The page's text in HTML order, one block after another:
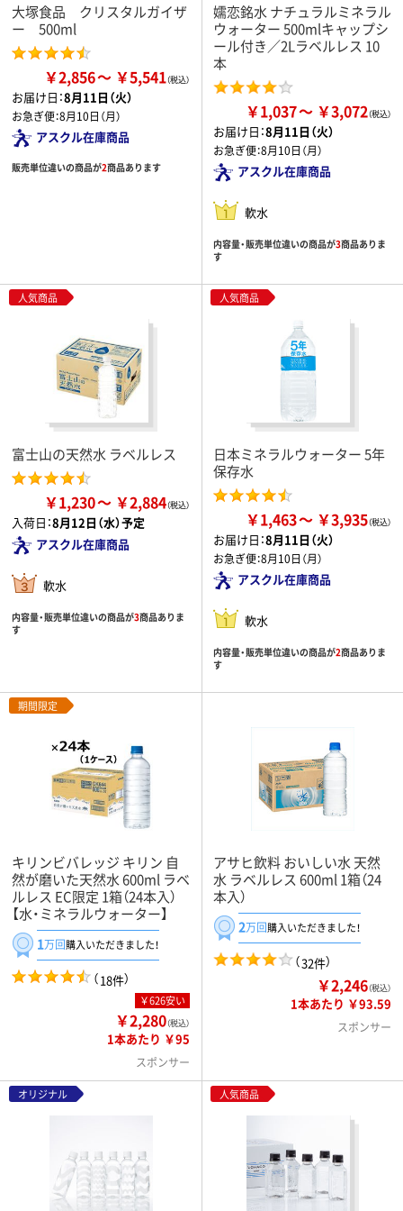
大塚食品 クリスタルガイザ
ー 500ml
￥2,856 ￥5,541
お届け日：8月11日（火）
お急ぎ便：8月10日（月）
アスクル在庫商品
販売単位違いの商品が2商品あります
嬬恋銘水 ナチュラルミネラル
ウォーター 500mlキャップシ
ール付き／2Lラベルレス 10
本
￥1,037 ￥3,072
お届け日：8月11日（火）
お急ぎ便：8月10日（月）
アスクル在庫商品
軟水
内容量・販売単位違いの商品が3商品ありま
す
人気商品
富士山の天然水 ラベルレス
￥1,230 ￥2,884
入荷日：8月12日（水）予定
アスクル在庫商品
軟水
内容量・販売単位違いの商品が3商品ありま
す
人気商品
日本ミネラルウォーター 5年
保存水
￥1,463 ￥3,935
お届け日：8月11日（火）
お急ぎ便：8月10日（月）
アスクル在庫商品
軟水
内容量・販売単位違いの商品が2商品ありま
す
期間限定
キリンビバレッジ キリン 自
然が磨いた天然水 600ml ラベ
ルレス EC限定 1箱（24本入）
【水・ミネラルウォーター】
1万回購入いただきました！
（18件）
￥626安い
￥2,280（税込）
1本あたり ￥95
スポンサー
アサヒ飲料 おいしい水 天然
水 ラベルレス 600ml 1箱（24
本入）
2万回購入いただきました！
（32件）
￥2,246（税込）
1本あたり ￥93.59
スポンサー
オリジナル 人気商品